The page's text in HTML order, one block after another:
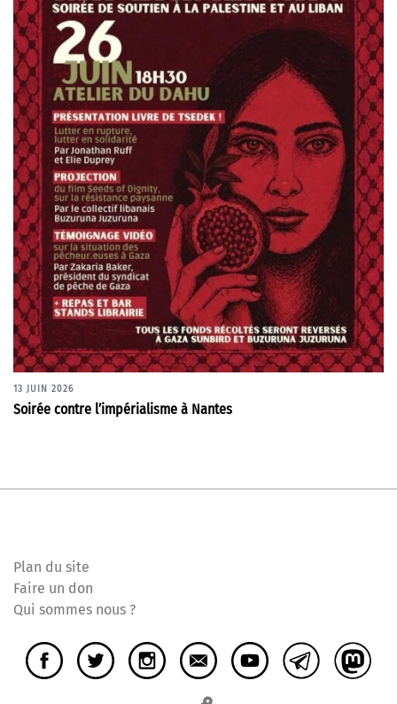
13 JUIN 2026
Soirée contre l’impérialisme à Nantes
Plan du site
Faire un don
Qui sommes nous ?